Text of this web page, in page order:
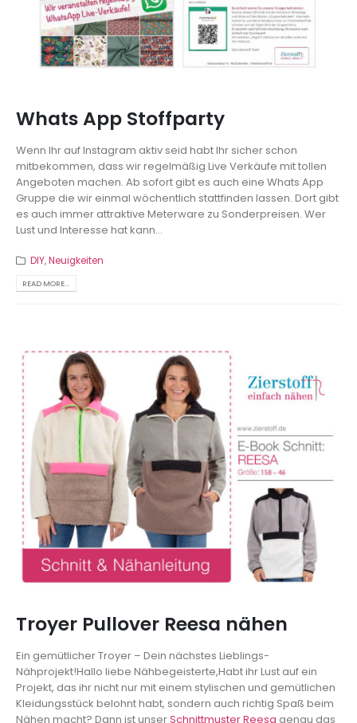
Whats App Stoffparty
Wenn Ihr auf Instagram aktiv seid habt Ihr sicher schon
mitbekommen, dass wir regelmäßig Live Verkäufe mit tollen
Angeboten machen. Ab sofort gibt es auch eine Whats App
Gruppe die wir einmal wöchentlich stattfinden lassen. Dort gibt
es auch immer attraktive Meterware zu Sonderpreisen. Wer
Lust und Interesse hat kann...
DIY,Neuigkeiten
READ MORE...
Troyer Pullover Reesa nähen
Ein gemütlicher Troyer – Dein nächstes Lieblings-
Nähprojekt!Hallo liebe Nähbegeisterte,Habt ihr Lust auf ein
Projekt, das ihr nicht nur mit einem stylischen und gemütlichen
Kleidungsstück belohnt habt, sondern auch richtig Spaß beim
Nähen macht? Dann ist unserSchnittmuster Reesa genau das